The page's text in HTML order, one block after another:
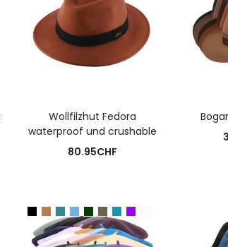
Wollfilzhut Fedora
waterproof und crushable
80.95CHF